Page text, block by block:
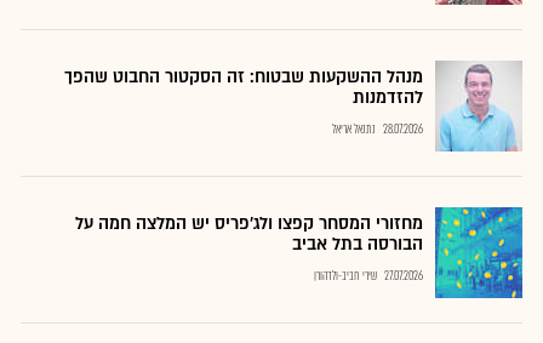
מנהל ההשקעות שבטוח: זה הסקטור החבוט שהפך
להזדמנות
28.07.2026 נתנאל אריאל
מחזורי המסחר קפצו ולג'פריס יש המלצה חמה על
הבורסה בתל אביב
27.07.2026 שירי חביב-ולדהורן